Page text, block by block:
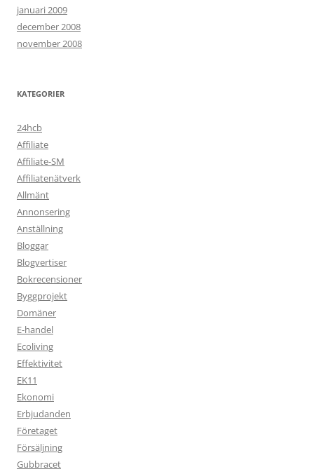
januari 2009
december 2008
november 2008
KATEGORIER
24hcb
Affiliate
Affiliate-SM
Affiliatenätverk
Allmänt
Annonsering
Anställning
Bloggar
Blogvertiser
Bokrecensioner
Byggprojekt
Domäner
E-handel
Ecoliving
Effektivitet
EK11
Ekonomi
Erbjudanden
Företaget
Försäljning
Gubbracet